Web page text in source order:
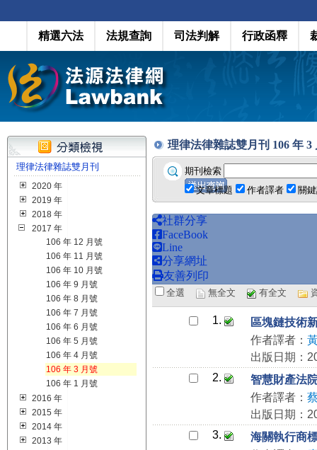
精選六法 法規查詢 司法判解 行政函釋
理律法律雜誌雙月刊
2020 年
2019 年
2018 年
2017 年
106 年 12 月號
106 年 11 月號
106 年 10 月號
106 年 9 月號
106 年 8 月號
106 年 7 月號
106 年 6 月號
106 年 5 月號
106 年 4 月號
106 年 3 月號
106 年 1 月號
2016 年
2015 年
2014 年
2013 年
理律法律雜誌雙月刊 106 年 3
期刊檢索
文章標題
作者譯者 關
社群分享
FaceBook
Line
分享網址
友善列印
全選 無全文 有全文
1.
區塊鏈技術
作者譯者：
出版日期：
2.
智慧財產法
作者譯者：
出版日期：
3.
海關執行商